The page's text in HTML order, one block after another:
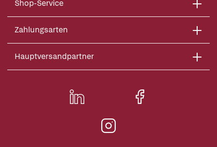
Shop-Service
Zahlungsarten
Hauptversandpartner